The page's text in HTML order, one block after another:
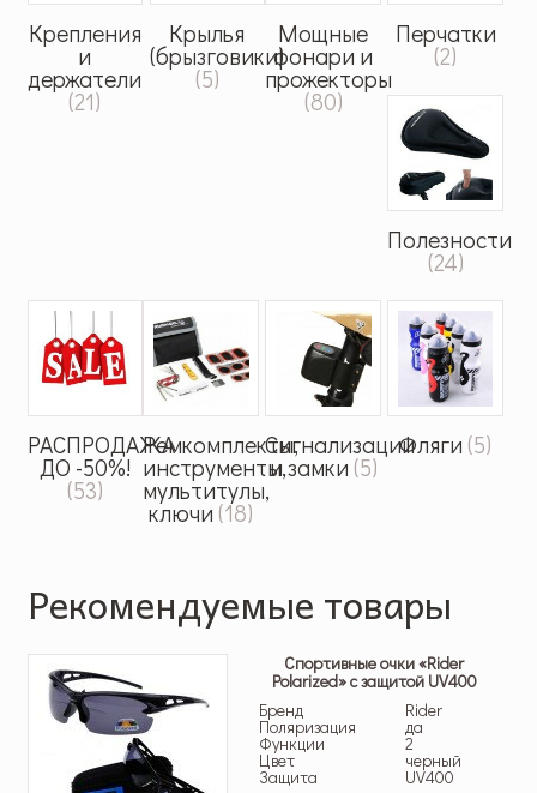
Крепления
и
держатели
(21)
Крылья
(брызговики)
(5)
Мощные
фонари и
прожекторы
(80)
Перчатки
(2)
Полезности
(24)
РАСПРОДАЖА
ДО -50%!
(53)
Ремкомплекты,
инструменты,
мультитулы,
ключи (18)
Сигнализации
и замки (5)
Фляги (5)
Рекомендуемые товары
Спортивные очки «Rider
Polarized» с защитой UV400
Бренд
Rider
Поляризация да
Функции 2
Цвет черный
Защита UV400